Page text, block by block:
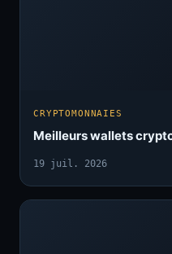
CRYPTOMONNAIES
Meilleurs wallets
19 juil. 2026